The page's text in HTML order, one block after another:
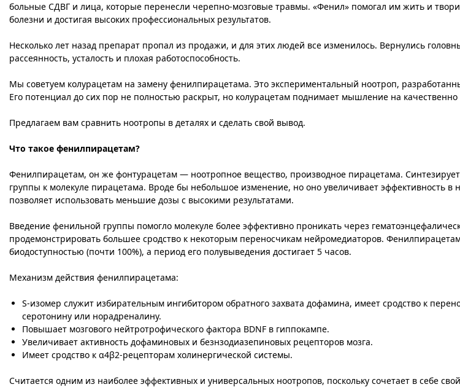
больные СДВГ и лица, которые перенесли черепно-мозговые травмы. «Фенил» помогал им жить и
болезни и достигая высоких профессиональных результатов.
Несколько лет назад препарат пропал из продажи, и для этих людей все изменилось. Вернулись
рассеянность, усталость и плохая работоспособность.
Мы советуем колурацетам на замену фенилпирацетама. Это экспериментальный ноотроп,
Его потенциал до сих пор не полностью раскрыт, но колурацетам поднимает мышление на
Предлагаем вам сравнить ноотропы в деталях и сделать свой вывод.
Что такое фенилпирацетам?
Фенилпирацетам, он же фонтурацетам — ноотропное вещество, производное пирацетама.
группы к молекуле пирацетама. Вроде бы небольшое изменение, но оно увеличивает эффективность в
позволяет использовать меньшие дозы с высокими результатами.
Введение фенильной группы помогло молекуле более эффективно проникать через
продемонстрировать большее сродство к некоторым переносчикам нейромедиаторов.
биодоступностью (почти 100%), а период его полувыведения достигает 5 часов.
Механизм действия фенилпирацетама:
S-изомер служит избирательным ингибитором обратного захвата дофамина, имеет сродство к
серотонину или норадреналину.
Повышает мозгового нейтротрофического фактора BDNF в гиппокампе.
Увеличивает активность дофаминовых и безнзодиазепиновых рецепторов мозга.
Имеет сродство к α4β2-рецепторам холинергической системы.
Считается одним из наиболее эффективных и универсальных ноотропов, поскольку сочетает в себе